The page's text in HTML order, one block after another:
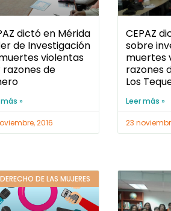
dictó en Mérida
de Investigación
violentas
razones de
»
2016
CEPAZ
sobre
muertes
razones
Los
Leer más »
23
DERECHO DE LAS MUJERES